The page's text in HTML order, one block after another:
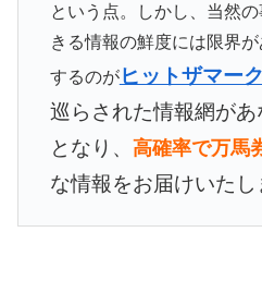
という点。しかし、当然
きる情報の鮮度には限界
するのがヒットザマーク
巡らされた情報網が
となり、 高確率で万馬
な情報をお届けいたし